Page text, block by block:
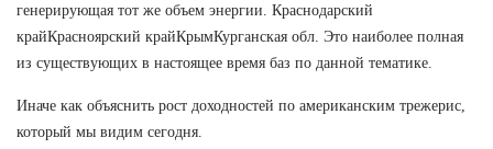
генерирующая тот же объем энергии. Краснодарский
крайКрасноярский крайКрымКурганская обл. Это наиболее полная
из существующих в настоящее время баз по данной тематике.
Иначе как объяснить рост доходностей по американским трежерис,
который мы видим сегодня.